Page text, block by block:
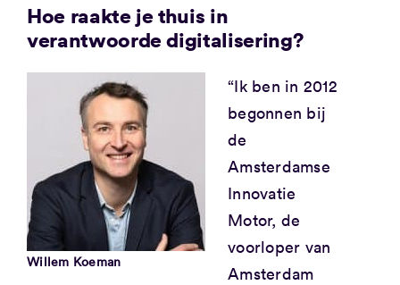
Hoe raakte je thuis in
verantwoorde digitalisering?
Willem Koeman
“Ik ben in 2012
begonnen bij
de
Amsterdamse
Innovatie
Motor, de
voorloper van
Amsterdam